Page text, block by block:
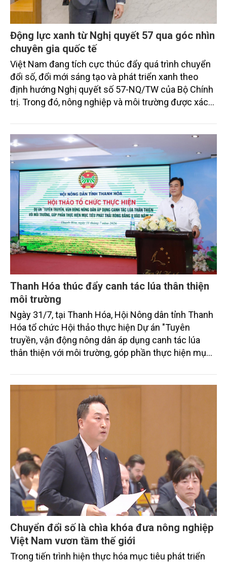
Động lực xanh từ Nghị quyết 57 qua góc nhìn
chuyên gia quốc tế
Việt Nam đang tích cực thúc đẩy quá trình chuyển
đổi số, đổi mới sáng tạo và phát triển xanh theo
định hướng Nghị quyết số 57-NQ/TW của Bộ Chính
trị. Trong đó, nông nghiệp và môi trường được xác
sắc bởi các tiến bộ công nghệ và cam kết bền vững
toàn cầu, đặc biệt là mục tiêu đưa phát thải ròng
bằng 0 (Net-Zero) vào năm 2050.
Thanh Hóa thúc đẩy canh tác lúa thân thiện
môi trường
Ngày 31/7, tại Thanh Hóa, Hội Nông dân tỉnh Thanh
Hóa tổ chức Hội thảo thực hiện Dự án "Tuyên
truyền, vận động nông dân áp dụng canh tác lúa
thân thiện với môi trường, góp phần thực hiện mục
trình thu hút sự tham gia của đông đảo đại biểu đến
từ các cơ quan quản lý nhà nước, đơn vị nghiên cứu,
doanh nghiệp, hợp tác xã và nông dân đang trực
tiếp triển khai mô hình sản xuất lúa phát thải thấp.
Chuyển đổi số là chìa khóa đưa nông nghiệp
Việt Nam vươn tầm thế giới
Trong tiến trình hiện thực hóa mục tiêu phát triển